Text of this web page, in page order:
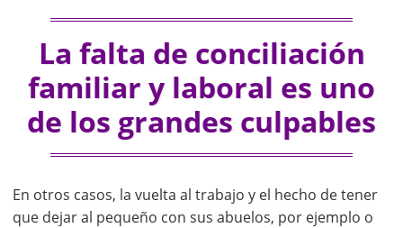
La falta de conciliación
familiar y laboral es uno
de los grandes culpables
En otros casos, la vuelta al trabajo y el hecho de tener
que dejar al pequeño con sus abuelos, por ejemplo o